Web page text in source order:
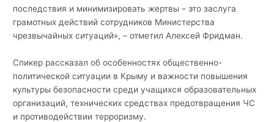
последствия и минимизировать жертвы – это заслуга
грамотных действий сотрудников Министерства
чрезвычайных ситуаций», – отметил Алексей Фридман.
Спикер рассказал об особенностях общественно-
политической ситуации в Крыму и важности повышения
культуры безопасности среди учащихся образовательных
организаций, технических средствах предотвращения ЧС
и противодействии терроризму.